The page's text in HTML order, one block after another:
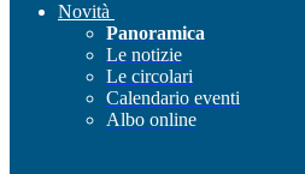
Novità
Panoramica
Le notizie
Le circolari
Calendario eventi
Albo online